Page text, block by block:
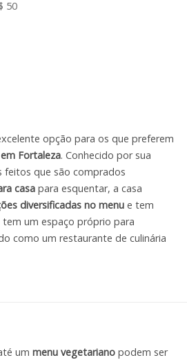
50
opção para os que preferem
Fortaleza. Conhecido por sua
feitos que são comprados
casa para esquentar, a casa
diversificadas no menu e tem
tem um espaço próprio para
como um restaurante de culinária
um menu vegetariano podem ser